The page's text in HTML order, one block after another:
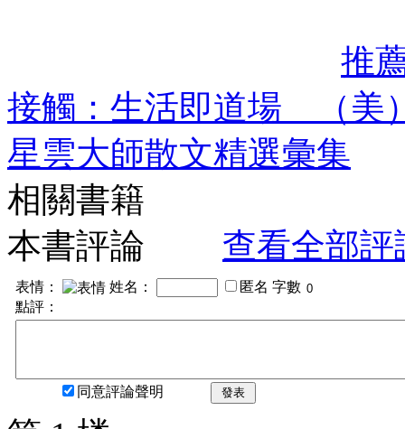
推
接觸：生活即道場 （美
星雲大師散文精選彙集
相關書籍
本書評論
查看全部評
表情： 姓名： 匿名 字數
點評：
同意評論聲明 發表